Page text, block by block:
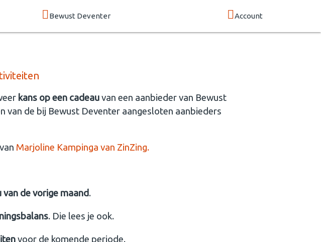
Bewust Deventer Account
kans op een cadeauvan een aanbieder van Bewust
van de bij Bewust Deventer aangesloten aanbieders
van Marjoline Kampinga van ZinZing.
van de vorige maand.
. Die lees je ook.
voor de komende periode.